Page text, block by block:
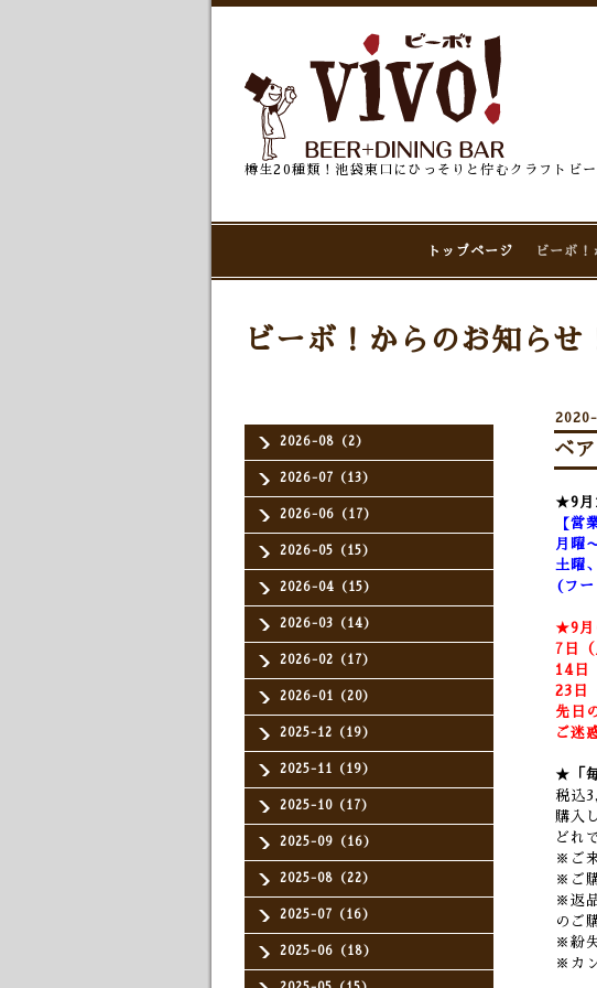
樽生20種類！池袋東口にひっそりと佇むクラフトビー
トップページ ビーボ！
2026-08（2）
2026-07（13）
2026-06（17）
2026-05（15）
2026-04（15）
2026-03（14）
2026-02（17）
2026-01（20）
2025-12（19）
2025-11（19）
2025-10（17）
2025-09（16）
2025-08（22）
2025-07（16）
2025-06（18）
ビーボ！からのお知らせ
ベ
★9月
【営
月曜
土曜
(フ
★9月
7日（
14日
23日
先日
ご迷
★「
税込
購入
どれ
※ご
※ご
※返
のご
※紛
※カ